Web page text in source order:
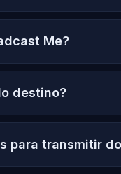
Me?
destino?
para transmitir